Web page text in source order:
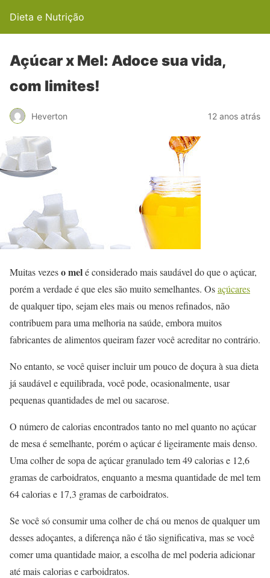
Dieta e Nutrição
Açúcar x Mel: Adoce sua vida,
com limites!
Heverton 12 anos atrás
Muitas vezeso melé considerado mais saudável do que o açúcar,
porém a verdade é que eles são muito semelhantes. Osaçúcares
de qualquer tipo, sejam eles mais ou menos refinados, não
contribuem para uma melhoria na saúde, embora muitos
fabricantes de alimentos queiram fazer você acreditar no contrário.
No entanto, se você quiser incluir um pouco de doçura à sua dieta
já saudável e equilibrada, você pode, ocasionalmente, usar
pequenas quantidades de mel ou sacarose.
O número de calorias encontrados tanto no mel quanto no açúcar
de mesa é semelhante, porém o açúcar é ligeiramente mais denso.
Uma colher de sopa de açúcar granulado tem 49 calorias e 12,6
gramas de carboidratos, enquanto a mesma quantidade de mel tem
64 calorias e 17,3 gramas de carboidratos.
Se você só consumir uma colher de chá ou menos de qualquer um
desses adoçantes, a diferença não é tão significativa, mas se você
comer uma quantidade maior, a escolha de mel poderia adicionar
até mais calorias e carboidratos.